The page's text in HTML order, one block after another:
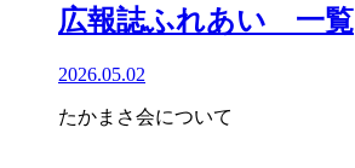
広報誌ふれあい 一覧
2026.05.02
たかまさ会について